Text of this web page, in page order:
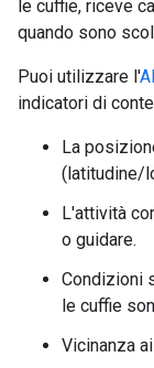
le cuffie, riceve
quando sono
Puoi utilizzare l'
indicatori di
La
(latitudine/
L'attività
o guidare.
Condizioni
le cuffie
Vicinanza